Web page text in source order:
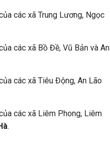
các xã Trung Lương, Ngọc
các xã Bồ Đề, Vũ Bản và An
các xã Tiêu Động, An Lão
các xã Liêm Phong, Liêm
.